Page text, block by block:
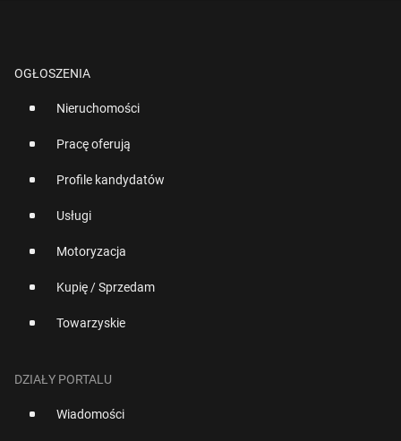
OGŁOSZENIA
Nieruchomości
Pracę oferują
Profile kandydatów
Usługi
Motoryzacja
Kupię / Sprzedam
Towarzyskie
DZIAŁY PORTALU
Wiadomości